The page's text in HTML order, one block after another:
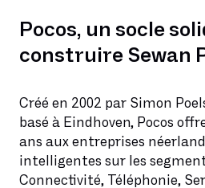
Pocos, un socle
construire Sewan
Créé en 2002 par Simon
basé à Eindhoven, Pocos
ans aux entreprises
intelligentes sur les
Connectivité, Téléphonie,